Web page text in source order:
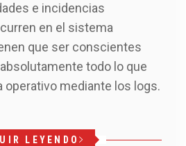
e incidencias
en el sistema
que ser conscientes
todo lo que
operativo mediante los logs.
LEYENDO